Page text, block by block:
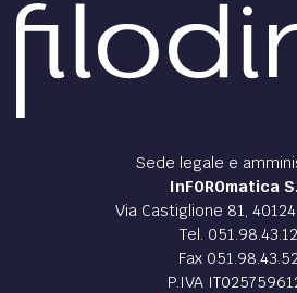
Sede legale e
InFOROmatica
Via Castiglione 81,
Tel.
Fax
P.IVA